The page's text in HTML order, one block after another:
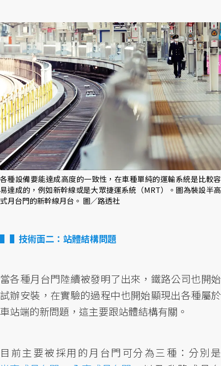
各種設備要能達成高度的一致性，在車種單純的運輸系統是比較容
易達成的，例如新幹線或是大眾捷運系統（MRT）。圖為裝設半高
式月台門的新幹線月台。 圖／路透社
▌技術面二：站體結構問題
當各種月台門陸續被發明了出來，鐵路公司也開始
試辦安裝，在實驗的過程中也開始顯現出各種屬於
車站端的新問題，這主要跟站體結構有關。
目前主要被採用的月台門可分為三種：分別是